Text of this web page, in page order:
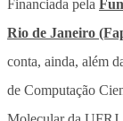
Financiada pela
Rio de Janeiro
conta, ainda, além
de Computação